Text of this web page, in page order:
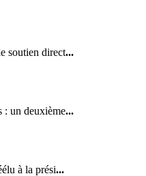
soutien direct...
: un deuxième...
à la prési...